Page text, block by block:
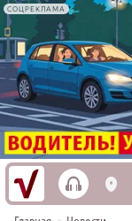
СОЦРЕКЛАМА
h L